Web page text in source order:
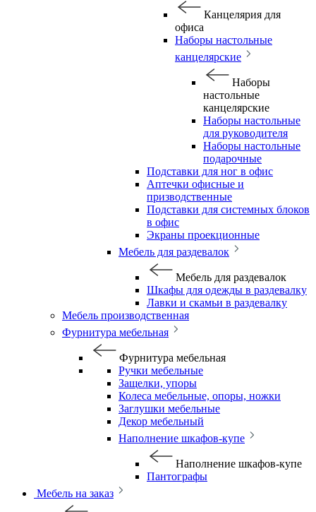
Канцелярия для
офиса
Наборы настольные
канцелярские
Наборы
настольные
канцелярские
Наборы настольные
для руководителя
Наборы настольные
подарочные
Подставки для ног в офис
Аптечки офисные и
призводственные
Подставки для системных блоков
в офис
Экраны проекционные
Мебель для раздевалок
Мебель для раздевалок
Шкафы для одежды в раздевалку
Лавки и скамьи в раздевалку
Мебель производственная
Фурнитура мебельная
Фурнитура мебельная
Ручки мебельные
Защелки, упоры
Колеса мебельные, опоры, ножки
Заглушки мебельные
Декор мебельный
Наполнение шкафов-купе
Наполнение шкафов-купе
Пантографы
Мебель на заказ